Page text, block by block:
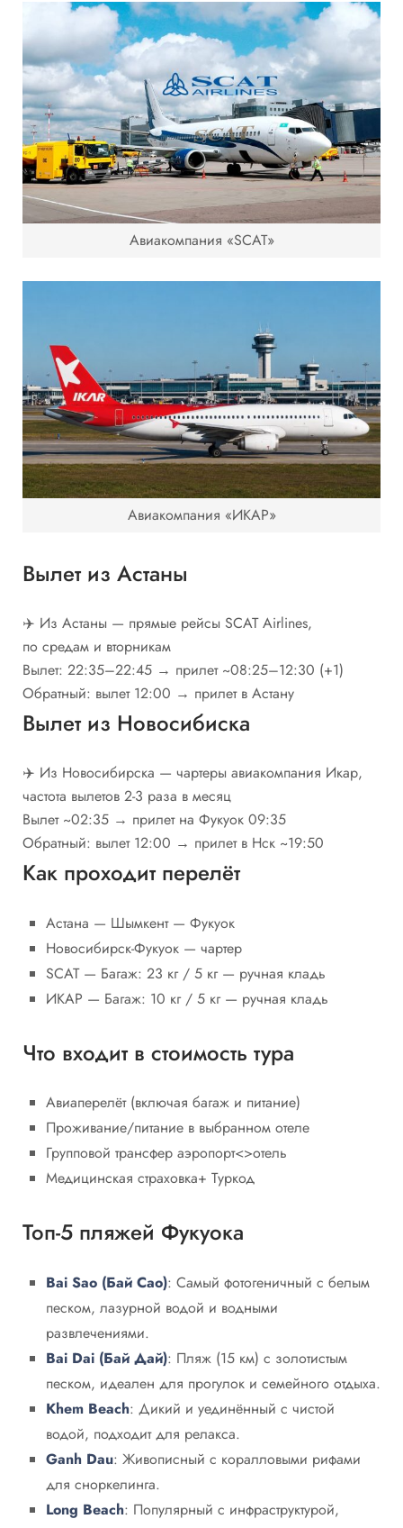
Авиакомпания «SCAT»
Авиакомпания «ИКАР»
Вылет из Астаны
✈️ Из Астаны — прямые рейсы SCAT Airlines,
по средам и вторникам
Вылет: 22:35–22:45 → прилет ~08:25–12:30 (+1)
Обратный: вылет 12:00 → прилет в Астану
Вылет из Новосибиска
✈️ Из Новосибирска — чартеры авиакомпания Икар,
частота вылетов 2-3 раза в месяц
Вылет ~02:35 → прилет на Фукуок 09:35
Обратный: вылет 12:00 → прилет в Нск ~19:50
Как проходит перелёт
Астана — Шымкент — Фукуок
Новосибирск-Фукуок — чартер
SCAT — Багаж: 23 кг / 5 кг — ручная кладь
ИКАР — Багаж: 10 кг / 5 кг — ручная кладь
Что входит в стоимость тура
Авиаперелёт (включая багаж и питание)
Проживание/питание в выбранном отеле
Групповой трансфер аэропорт<>отель
Медицинская страховка+ Туркод
Топ-5 пляжей Фукуока
Bai Sao (Бай Сао): Самый фотогеничный с белым
песком, лазурной водой и водными
развлечениями.
Bai Dai (Бай Дай): Пляж (15 км) с золотистым
песком, идеален для прогулок и семейного отдыха.
Khem Beach: Дикий и уединённый с чистой
водой, подходит для релакса.
Ganh Dau: Живописный с коралловыми рифами
для сноркелинга.
Long Beach: Популярный с инфраструктурой,